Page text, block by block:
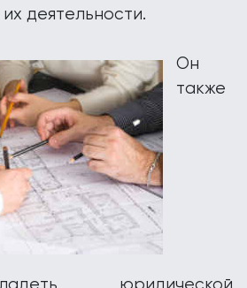
деятельности.
Он
также